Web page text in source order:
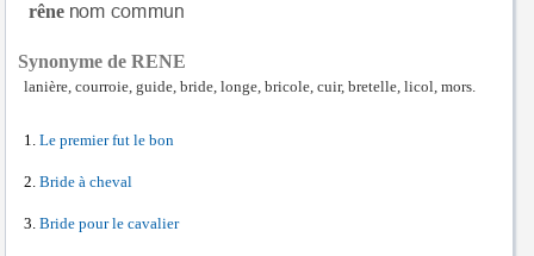
rêne
Synonyme de RENE
lanière, courroie, guide, bride, longe, bricole, cuir, bretelle, licol, mors.
Le premier fut le bon
Bride à cheval
Bride pour le cavalier